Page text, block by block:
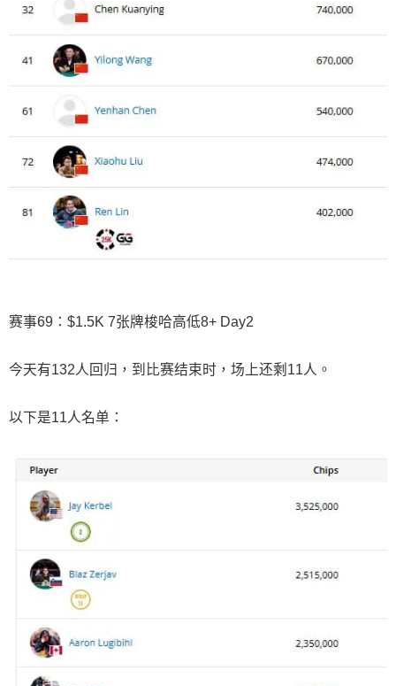
赛事69：$1.5K 7张牌梭哈高低8+ Day2
今天有132人回归，到比赛结束时，场上还剩11人。
以下是11人名单：